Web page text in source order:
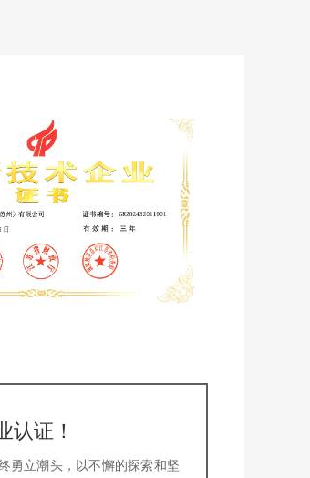
证！
勇立潮头，以不懈的探索和坚